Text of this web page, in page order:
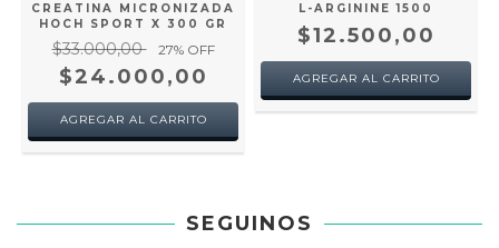
CREATINA MICRONIZADA
HOCH SPORT X 300 GR
$33.000,00 27% OFF
$24.000,00
L-ARGININE 1500
$12.500,00
SEGUINOS